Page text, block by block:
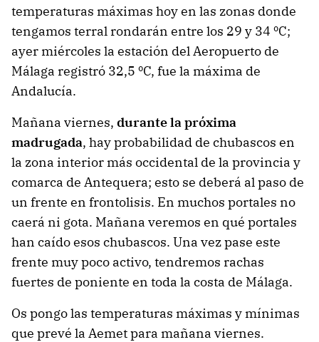
temperaturas máximas hoy en las zonas donde
tengamos terral rondarán entre los 29 y 34 ºC;
ayer miércoles la estación del Aeropuerto de
Málaga registró 32,5 ºC, fue la máxima de
Andalucía.
Mañana viernes, durante la próxima
madrugada, hay probabilidad de chubascos en
la zona interior más occidental de la provincia y
comarca de Antequera; esto se deberá al paso de
un frente en frontolisis. En muchos portales no
caerá ni gota. Mañana veremos en qué portales
han caído esos chubascos. Una vez pase este
frente muy poco activo, tendremos rachas
fuertes de poniente en toda la costa de Málaga.
Os pongo las temperaturas máximas y mínimas
que prevé la Aemet para mañana viernes.